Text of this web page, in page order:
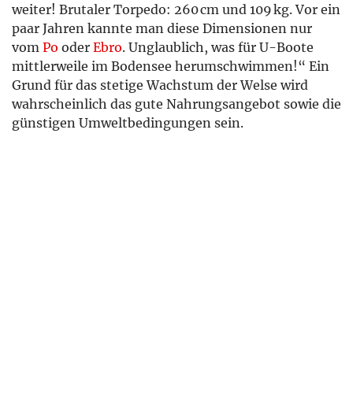
weiter! Brutaler Torpedo: 260 cm und 109 kg. Vor ein
paar Jahren kannte man diese Dimensionen nur
vom Po oder Ebro. Unglaublich, was für U-Boote
mittlerweile im Bodensee herumschwimmen!“ Ein
Grund für das stetige Wachstum der Welse wird
wahrscheinlich das gute Nahrungsangebot sowie die
günstigen Umweltbedingungen sein.